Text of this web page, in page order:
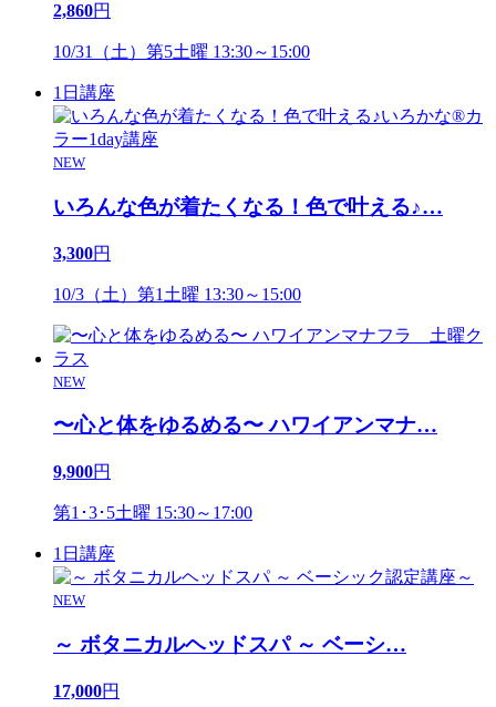
2,860円
10/31（土）第5土曜 13:30～15:00
1日講座
NEW
いろんな色が着たくなる！色で叶える♪…
3,300円
10/3（土）第1土曜 13:30～15:00
NEW
〜心と体をゆるめる〜 ハワイアンマナ…
9,900円
第1･3･5土曜 15:30～17:00
1日講座
NEW
～ ボタニカルヘッドスパ ～ ベーシ…
17,000円